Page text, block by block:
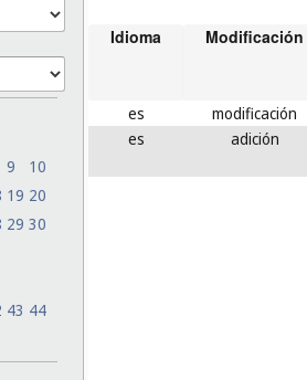
9
10
19 20
29 30
43 44
Idioma Modificación
es
modificación
es
adición